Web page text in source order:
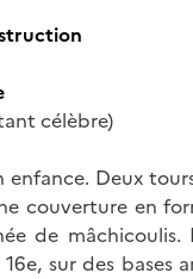
célèbre)
Deux
couverture en
de
sur des bases